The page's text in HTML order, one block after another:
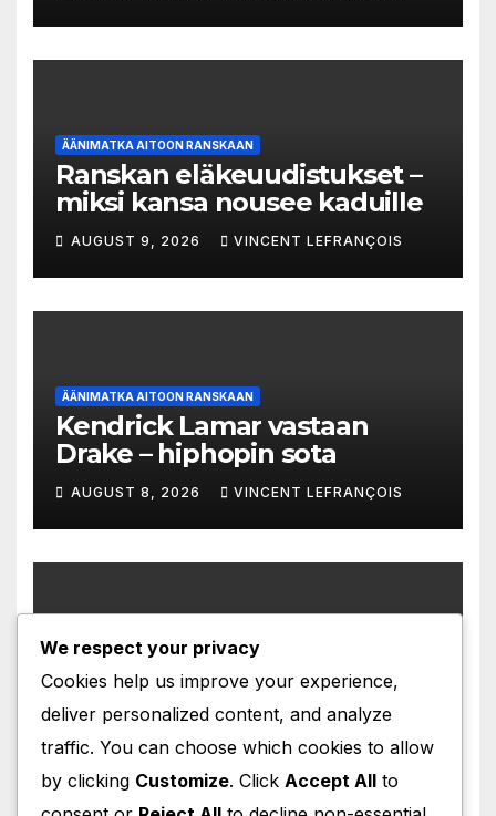
ÄÄNIMATKA AITOON RANSKAAN
Ranskan eläkeuudistukset –
miksi kansa nousee kaduille
AUGUST 9, 2026 VINCENT LEFRANÇOIS
ÄÄNIMATKA AITOON RANSKAAN
Kendrick Lamar vastaan
Drake – hiphopin sota
AUGUST 8, 2026 VINCENT LEFRANÇOIS
ÄÄNIMATKA AITOON RANSKAAN
Armottomasta tarkka-
ampujasta lempeä runoilija
AUGUST 7, 2026 VINCENT LEFRANÇOIS
We respect your privacy
Cookies help us improve your experience,
deliver personalized content, and analyze
traffic. You can choose which cookies to allow
by clicking Customize. Click Accept All to